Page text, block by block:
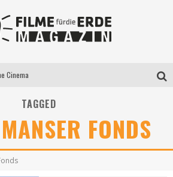
Cinema
3 Festivalpartner*innen
Filme für die Erde Pop-up Kino am 28. Mai 2021
TAGGED
FONDS